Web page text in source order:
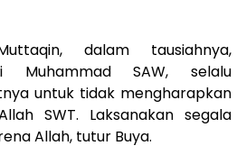
dalam tausiahnya,
Muhammad SAW, selalu
untuk tidak mengharapkan
SWT. Laksanakan segala
Allah, tutur Buya.